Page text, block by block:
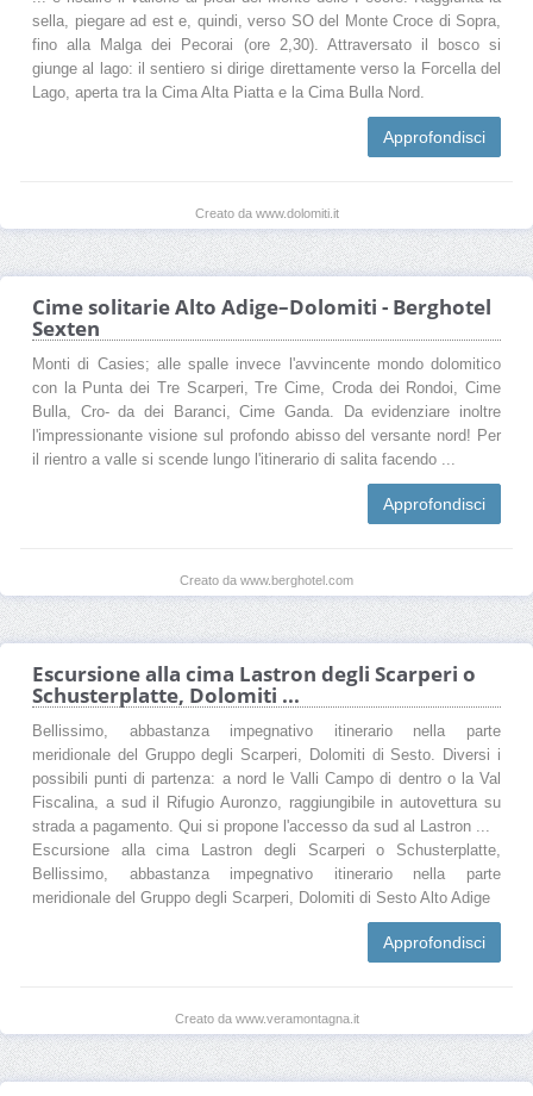
sella, piegare ad est e, quindi, verso SO del Monte Croce di Sopra,
fino alla Malga dei Pecorai (ore 2,30). Attraversato il bosco si
giunge al lago: il sentiero si dirige direttamente verso la Forcella del
Lago, aperta tra la Cima Alta Piatta e la Cima Bulla Nord.
Approfondisci
Creato da www.dolomiti.it
Cime solitarie Alto Adige–Dolomiti - Berghotel
Sexten
Monti di Casies; alle spalle invece l'avvincente mondo dolomitico
con la Punta dei Tre Scarperi, Tre Cime, Croda dei Rondoi, Cime
Bulla, Cro- da dei Baranci, Cime Ganda. Da evidenziare inoltre
l'impressionante visione sul profondo abisso del versante nord! Per
il rientro a valle si scende lungo l'itinerario di salita facendo ...
Approfondisci
Creato da www.berghotel.com
Escursione alla cima Lastron degli Scarperi o
Schusterplatte, Dolomiti ...
Bellissimo, abbastanza impegnativo itinerario nella parte
meridionale del Gruppo degli Scarperi, Dolomiti di Sesto. Diversi i
possibili punti di partenza: a nord le Valli Campo di dentro o la Val
Fiscalina, a sud il Rifugio Auronzo, raggiungibile in autovettura su
strada a pagamento. Qui si propone l'accesso da sud al Lastron ...
Escursione alla cima Lastron degli Scarperi o Schusterplatte,
Bellissimo, abbastanza impegnativo itinerario nella parte
meridionale del Gruppo degli Scarperi, Dolomiti di Sesto Alto Adige
Approfondisci
Creato da www.veramontagna.it